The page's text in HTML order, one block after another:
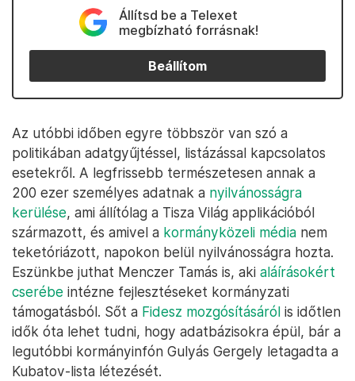
Állítsd be a Telexet
megbízható forrásnak!
Beállítom
Az utóbbi időben egyre többször van szó a
politikában adatgyűjtéssel, listázással kapcsolatos
esetekről. A legfrissebb természetesen annak a
200 ezer személyes adatnak a nyilvánosságra
kerülése, ami állítólag a Tisza Világ applikációból
származott, és amivel a kormányközeli média nem
teketóriázott, napokon belül nyilvánosságra hozta.
Eszünkbe juthat Menczer Tamás is, aki aláírásokért
cserébe intézne fejlesztéseket kormányzati
támogatásból. Sőt a Fidesz mozgósításáról is időtlen
idők óta lehet tudni, hogy adatbázisokra épül, bár a
legutóbbi kormányinfón Gulyás Gergely letagadta a
Kubatov-lista létezését.